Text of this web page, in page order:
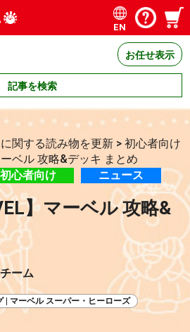
EN
お任せ表示
記事を検索
関する読み物を更新 >初心者向け
ーベル 攻略&デッキ まとめ
初心者向け ニュース
】マーベル 攻略&
ーム
| マーベル スーパー・ヒーローズ